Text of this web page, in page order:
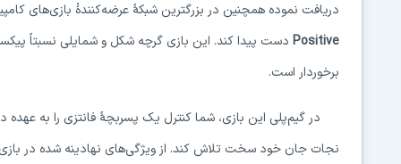
دریافت نموده همچنین در بزرگترین شبکهٔ عرضه‌کنندهٔ بازی‌های
Positive دست پیدا کند. این بازی گرچه شکل و شمایلی نسبتاً
برخوردار است.
در گیم‌پلی این بازی، شما کنترل یک پسربچهٔ فانتزی را به عهده
نجات جان خود سخت تلاش کند. از ویژگی‌های نهادینه شده در